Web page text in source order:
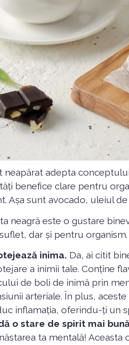
neapărat adepta
benefice clare pentru
Așa sunt avocado, uleiul
neagră este o gustare
dar și pentru organism.
inima. Da, ai citit
a inimii tale. Conține
de boli de inimă prin
arteriale. În plus,
inflamația, oferindu-ți un
o stare de spirit mai
ta mentală! Aceasta